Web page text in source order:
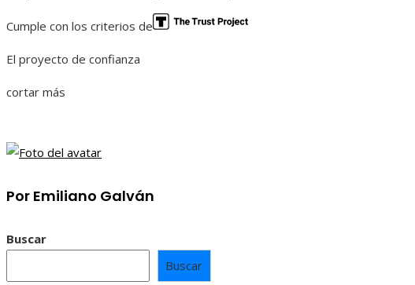
Cumple con los criterios de
El proyecto de confianza
cortar más
Por Emiliano Galván
Buscar
Buscar